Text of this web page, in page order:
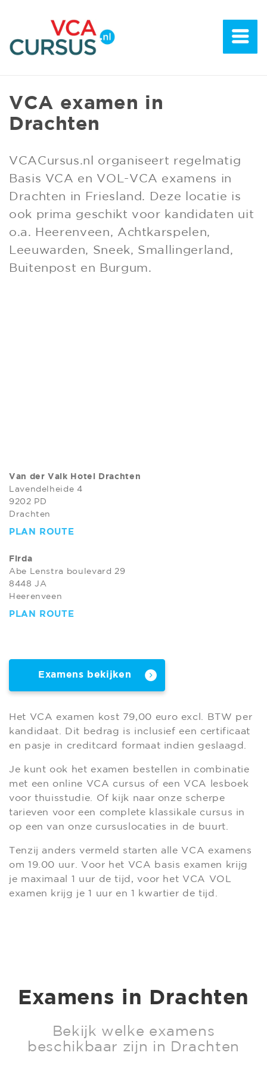
VCA examen in
Drachten
VCACursus.nl organiseert regelmatig
Basis VCA en VOL-VCA examens in
Drachten in Friesland. Deze locatie is
ook prima geschikt voor kandidaten uit
o.a. Heerenveen, Achtkarspelen,
Leeuwarden, Sneek, Smallingerland,
Buitenpost en Burgum.
Van der Valk Hotel Drachten
Lavendelheide 4
9202 PD
Drachten
PLAN ROUTE
Firda
Abe Lenstra boulevard 29
8448 JA
Heerenveen
PLAN ROUTE
Examens bekijken
Het VCA examen kost 79,00 euro excl. BTW per
kandidaat. Dit bedrag is inclusief een certificaat
en pasje in creditcard formaat indien geslaagd.
Je kunt ook het examen bestellen in combinatie
met een online VCA cursus of een VCA lesboek
voor thuisstudie. Of kijk naar onze scherpe
tarieven voor een complete klassikale cursus in
op een van onze cursuslocaties in de buurt.
Tenzij anders vermeld starten alle VCA examens
om 19.00 uur. Voor het VCA basis examen krijg
je maximaal 1 uur de tijd, voor het VCA VOL
examen krijg je 1 uur en 1 kwartier de tijd.
Examens in Drachten
Bekijk welke examens
beschikbaar zijn in Drachten